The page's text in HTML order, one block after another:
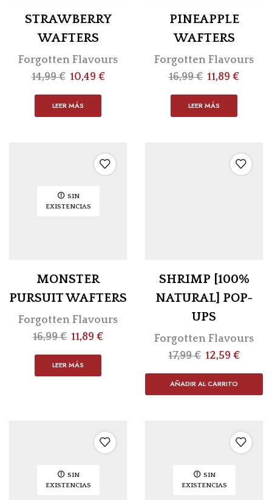
STRAWBERRY
WAFTERS
Forgotten Flavours
14,99€ 10,49 €
LEER MÁS
PINEAPPLE
WAFTERS
Forgotten Flavours
16,99€ 11,89 €
LEER MÁS
SIN
EXISTENCIAS
MONSTER
PURSUIT WAFTERS
Forgotten Flavours
16,99€ 11,89 €
LEER MÁS
SHRIMP [100%
NATURAL] POP-
UPS
Forgotten Flavours
17,99€ 12,59 €
AÑADIR AL CARRITO
SIN
EXISTENCIAS
SIN
EXISTENCIAS